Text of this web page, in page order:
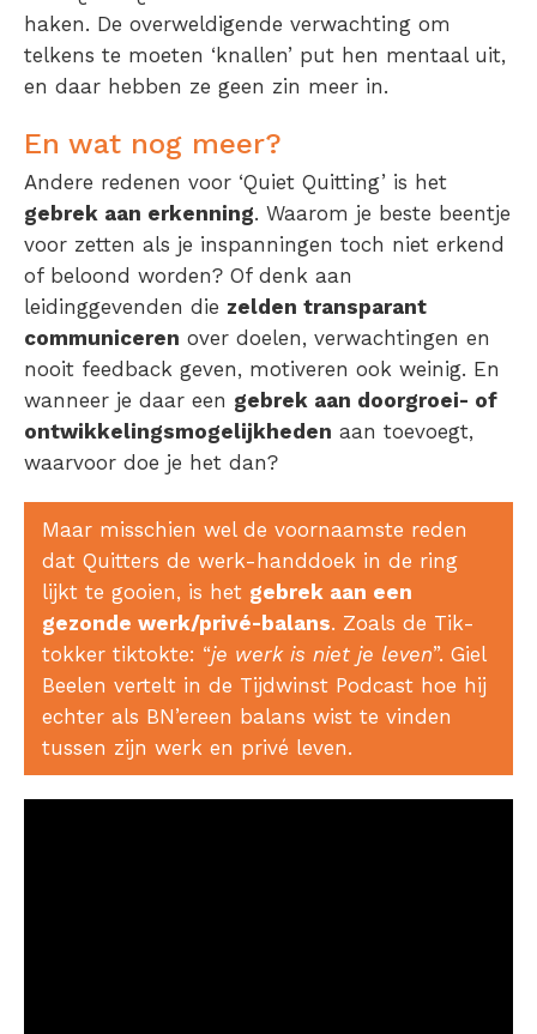
haken. De overweldigende verwachting om
telkens te moeten ‘knallen’ put hen mentaal uit,
en daar hebben ze geen zin meer in.
En wat nog meer?
Andere redenen voor ‘Quiet Quitting’ is het
gebrek aan erkenning. Waarom je beste beentje
voor zetten als je inspanningen toch niet erkend
of beloond worden? Of denk aan
leidinggevenden die zelden transparant
communiceren over doelen, verwachtingen en
nooit feedback geven, motiveren ook weinig. En
wanneer je daar een gebrek aan doorgroei- of
ontwikkelingsmogelijkheden aan toevoegt,
waarvoor doe je het dan?
Maar misschien wel de voornaamste reden
dat Quitters de werk-handdoek in de ring
lijkt te gooien, is het gebrek aan een
gezonde werk/privé-balans. Zoals de Tik-
tokker tiktokte: “je werk is niet je leven”. Giel
Beelen vertelt in de Tijdwinst Podcast hoe hij
echter als BN’ereen balans wist te vinden
tussen zijn werk en privé leven.